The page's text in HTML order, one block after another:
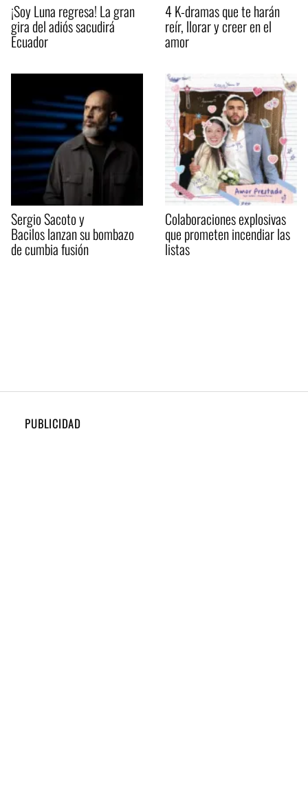
¡Soy Luna regresa! La gran
gira del adiós sacudirá
Ecuador
4 K-dramas que te harán
reír, llorar y creer en el
amor
Sergio Sacoto y
Bacilos lanzan su bombazo
de cumbia fusión
Colaboraciones explosivas
que prometen incendiar las
listas
PUBLICIDAD